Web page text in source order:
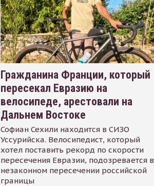
Гражданина Франции, который
пересекал Евразию на
велосипеде, арестовали на
Дальнем Востоке
Софиан Сехили находится в СИЗО
Уссурийска. Велосипедист, который
хотел поставить рекорд по скорости
пересечения Евразии, подозревается в
незаконном пересечении российской
границы